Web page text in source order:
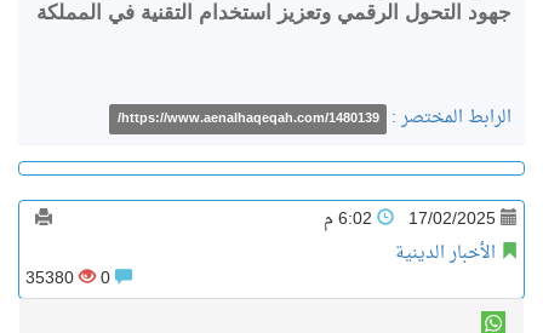
جهود التحول الرقمي وتعزيز استخدام التقنية في المملكة
الرابط المختصر : https://www.aenalhaqeqah.com/1480139/
17/02/2025
الأخبار الدينية
35380